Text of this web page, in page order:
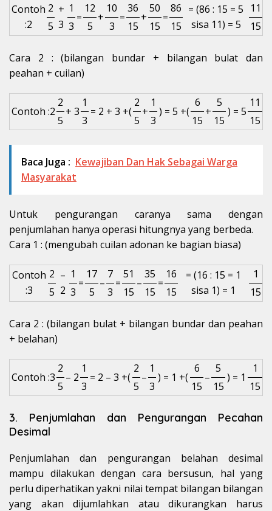
Contoh
:2
2 +
3
1
=
12
+
10
=
36
+
50
=
86 = (86 : 15 = 5
sisa 11) = 5
11
5
3 5 3 15 15 15 15
Cara 2 : (bilangan bundar + bilangan bulat dan
peahan + cuilan)
Contoh :2
2
+ 3
1
= 2 + 3 +(
2
+
1
) = 5 +(
6
+
5
) = 5
11
5
3 5 3 15 15 15
Baca Juga : Kewajiban Dan Hak Sebagai Warga
Masyarakat
Untuk pengurangan caranya sama dengan
penjumlahan hanya operasi hitungnya yang berbeda.
Cara 1 : (mengubah cuilan adonan ke bagian biasa)
Contoh
:3
2 –
2
1
=
17
–
7
=
51
–
35
=
16
= (16 : 15 = 1
sisa 1) = 1
1
5
3 5 3 15 15 15 15
Cara 2 : (bilangan bulat + bilangan bundar dan peahan
+ belahan)
Contoh :3
2
– 2
1
= 2 – 3 +(
2
–
1
) = 1 +(
6
–
5
) = 1
1
5
3 5 3 15 15 15
3. Penjumlahan dan Pengurangan Pecahan
Desimal
Penjumlahan dan pengurangan belahan desimal
mampu dilakukan dengan cara bersusun, hal yang
perlu diperhatikan yakni nilai tempat bilangan bilangan
yang akan dijumlahkan atau dikurangkan harus